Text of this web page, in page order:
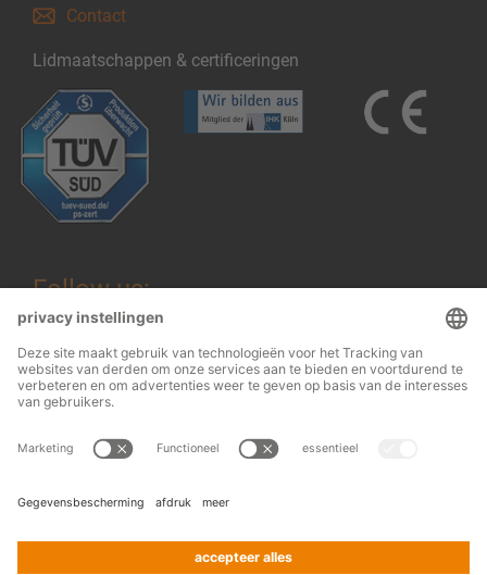
Contact
Lidmaatschappen & certificeringen
Follow us:
Wettelijke informatie
Terms and conditions of assembly
Regalanlagen